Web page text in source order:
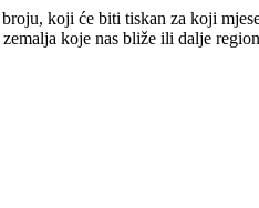
koji će biti tiskan za koji
koje nas bliže ili dalje